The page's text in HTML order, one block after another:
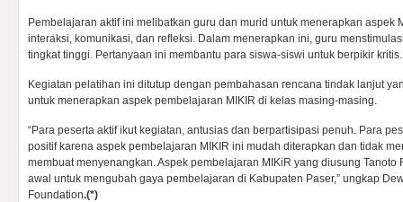
Pembelajaran aktif ini melibatkan guru dan murid untuk menerapkan aspek
interaksi, komunikasi, dan refleksi. Dalam menerapkan ini, guru
tingkat tinggi. Pertanyaan ini membantu para siswa-siswi untuk berpikir kritis.
Kegiatan pelatihan ini ditutup dengan pembahasan rencana tindak lanjut
untuk menerapkan aspek pembelajaran MIKIR di kelas masing-masing.
“Para peserta aktif ikut kegiatan, antusias dan berpartisipasi penuh. Para
positif karena aspek pembelajaran MIKIR ini mudah diterapkan dan tidak
membuat menyenangkan. Aspek pembelajaran MIKiR yang diusung
awal untuk mengubah gaya pembelajaran di Kabupaten Paser,” ungkap
Foundation.(*)